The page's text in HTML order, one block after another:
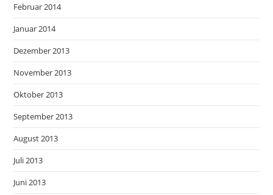
Februar 2014
Januar 2014
Dezember 2013
November 2013
Oktober 2013
September 2013
August 2013
Juli 2013
Juni 2013